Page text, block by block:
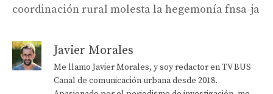
coordinación rural molesta la hegemonía fnsa-ja
Javier Morales
Me llamo Javier Morales, y soy redactor en TV BUS
Canal de comunicación urbana desde 2018.